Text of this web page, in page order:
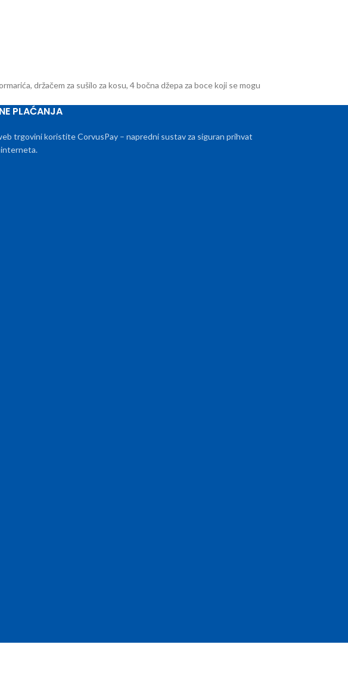
držačem za sušilo za kosu, 4 bočna džepa za boce koji se mogu
PLAĆANJA
trgovini koristite CorvusPay – napredni sustav za siguran prihvat